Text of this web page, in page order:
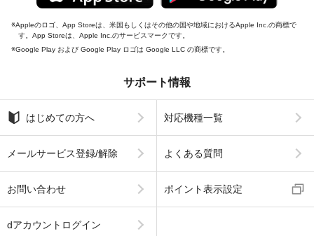
Appleのロゴ、App Storeは、米国もしくはその他の国や地域におけるApple Inc.の商標で
す。App Storeは、Apple Inc.のサービスマークです。
Google Play および Google Play ロゴは Google LLC の商標です。
サポート情報
はじめての方へ 対応機種一覧
メールサービス登録/解除 よくある質問
お問い合わせ ポイント表示設定
dアカウントログイン